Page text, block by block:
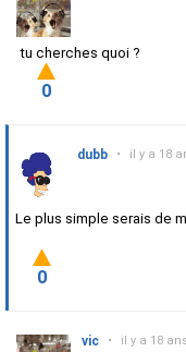
tu cherches quoi ?
0
dubb • il y a 18
Le plus simple serais de
0
vic • il y a 18 ans